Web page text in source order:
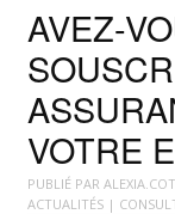
AVEZ-
VOTRE
PUBLIÉ PAR
ACTUALITÉS|